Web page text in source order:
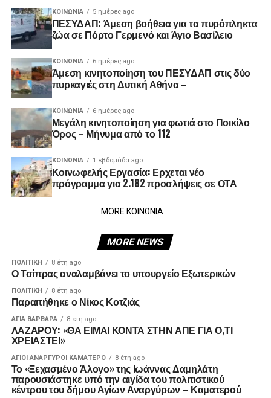
ΚΟΙΝΩΝΊΑ 5 ημέρες ago
ΠΕΣΥΔΑΠ: Άμεση βοήθεια για τα πυρόπληκτα
ζώα σε Πόρτο Γερμενό και Άγιο Βασίλειο
ΚΟΙΝΩΝΊΑ 6 ημέρες ago
Άμεση κινητοποίηση του ΠΕΣΥΔΑΠ στις δύο
πυρκαγιές στη Δυτική Αθήνα –
ΚΟΙΝΩΝΊΑ 6 ημέρες ago
Μεγάλη κινητοποίηση για φωτιά στο Ποικίλο
Όρος – Μήνυμα από το 112
ΚΟΙΝΩΝΊΑ 1 εβδομάδα ago
Κοινωφελής Εργασία: Ερχεται νέο
πρόγραμμα για 2.182 προσλήψεις σε ΟΤΑ
MORE ΚΟΙΝΩΝΙΑ
MORE NEWS
ΠΟΛΙΤΙΚΉ 8 έτη ago
Ο Τσίπρας αναλαμβάνει το υπουργείο Εξωτερικών
ΠΟΛΙΤΙΚΉ 8 έτη ago
Παραιτήθηκε ο Νίκος Κοτζιάς
ΑΓΙΑ ΒΑΡΒΑΡΑ 8 έτη ago
ΛΑΖΑΡΟΥ: «ΘΑ ΕΙΜΑΙ ΚΟΝΤΑ ΣΤΗΝ ΑΠΕ ΓΙΑ Ο,ΤΙ
ΧΡΕΙΑΣΤΕΙ»
ΑΓΙΟΙ ΑΝΑΡΓΥΡΟΙ ΚΑΜΑΤΕΡΟ 8 έτη ago
Το «Ξεχασμένο Άλογο» της Ιωάννας Δαμηλάτη
παρουσιάστηκε υπό την αιγίδα του πολιτιστικού
κέντρου του δήμου Αγίων Αναργύρων – Καματερού